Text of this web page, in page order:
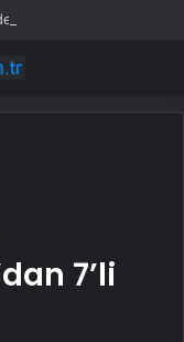
40,5 arttı
7’li